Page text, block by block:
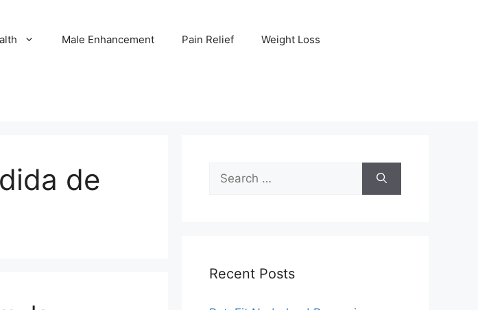
Male Enhancement Pain Relief Weight Loss
de
for:
Recent Posts